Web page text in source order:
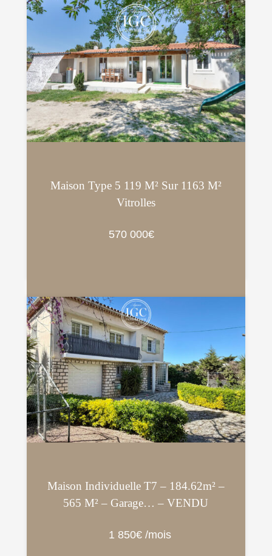
Maison Type 5 119 M² Sur 1163 M²
Vitrolles
570 000€
Maison Individuelle T7 – 184.62m² –
565 M² – Garage… – VENDU
1 850€ /mois